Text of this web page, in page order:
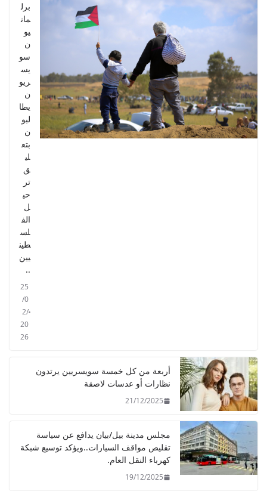
برل
مان
يو
ن
سو
يس
ريو
ن
يطا
لبو
ن
بتع
لي
ق
تر
حي
ل
الف
لس
طين
يين
..
25
/0
2/
20
26
أربعة من كل خمسة سويسريين يرتدون
نظارات أو عدسات لاصقة
21/12/2025
مجلس مدينة بيل/بيان يدافع عن سياسة
تقليص مواقف السيارات..ويؤكد توسيع شبكة
كهرباء النقل العام.
19/12/2025